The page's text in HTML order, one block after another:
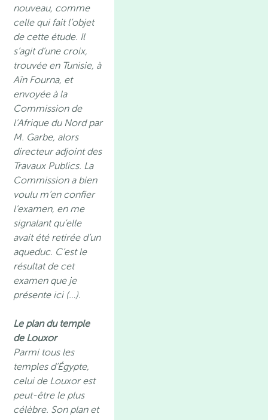
nouveau, comme
celle qui fait l’objet
de cette étude. Il
s’agit d’une croix,
trouvée en Tunisie, à
Aïn Fourna, et
envoyée à la
Commission de
l’Afrique du Nord par
M. Garbe, alors
directeur adjoint des
Travaux Publics. La
Commission a bien
voulu m’en confier
l’examen, en me
signalant qu’elle
avait été retirée d’un
aqueduc. C’est le
résultat de cet
examen que je
présente ici (…).
Le plan du temple
de Louxor
Parmi tous les
temples d’Égypte,
celui de Louxor est
peut-être le plus
célèbre. Son plan et